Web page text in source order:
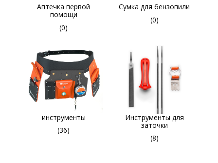
Aптечка первой
помощи
(0)
Cумка для бензопили
(0)
инструменты
(36)
Инструменты для
заточки
(8)